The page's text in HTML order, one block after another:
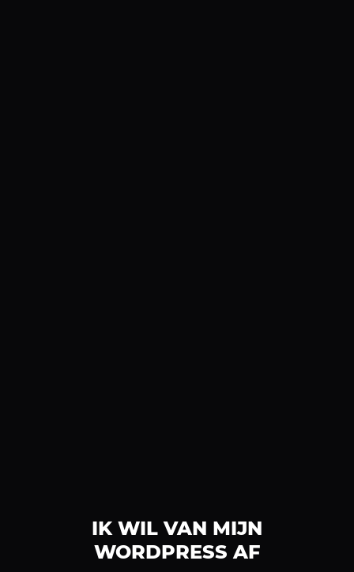
IK WIL VAN MIJN
WORDPRESS AF